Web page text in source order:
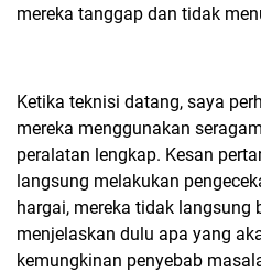
mereka tanggap dan tidak
Ketika teknisi datang, saya
mereka menggunakan
peralatan lengkap. Kesan
langsung melakukan
hargai, mereka tidak langsung
menjelaskan dulu apa yang
kemungkinan penyebab